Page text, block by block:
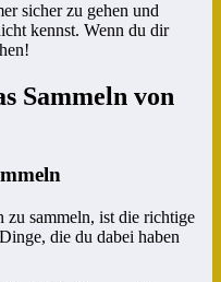
sicher zu gehen und
kennst. Wenn du dir
Sammeln von
sammeln, ist die richtige
die du dabei haben